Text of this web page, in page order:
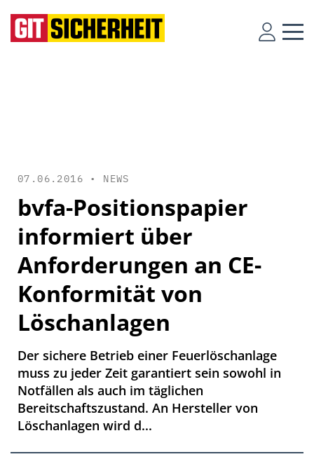
07.06.2016 • NEWS
bvfa-Positionspapier
informiert über
Anforderungen an CE-
Konformität von
Löschanlagen
Der sichere Betrieb einer Feuerlöschanlage
muss zu jeder Zeit garantiert sein sowohl in
Notfällen als auch im täglichen
Bereitschaftszustand. An Hersteller von
Löschanlagen wird d...